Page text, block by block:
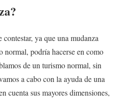
ya que una mudanza
normal, podría hacerse en como
de un turismo normal, sin
a cabo con la ayuda de una
cuenta sus mayores dimensiones,